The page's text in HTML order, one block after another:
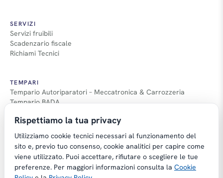
SERVIZI
Servizi fruibili
Scadenzario fiscale
Richiami Tecnici
TEMPARI
Tempario Autoriparatori – Meccatronica & Carrozzeria
Tempario BADA
Guida Applicazione Tempi
Copyright © Tempario.it | Powered by
Rispettiamo la tua privacy
Utilizziamo cookie tecnici necessari al funzionamento del
sito e, previo tuo consenso, cookie analitici per capire come
viene utilizzato. Puoi accettare, rifiutare o scegliere le tue
preferenze. Per maggiori informazioni consulta la Cookie